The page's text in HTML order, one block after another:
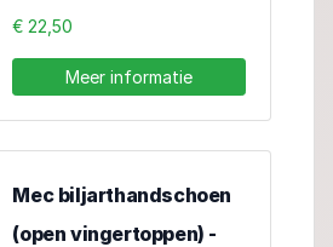
€ 22,50
Meer informatie
Mec biljarthandschoen
(open vingertoppen) -